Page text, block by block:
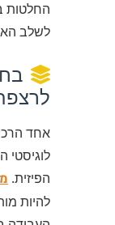
החלטות
לשלב
אחד
הפיזית.
להיות